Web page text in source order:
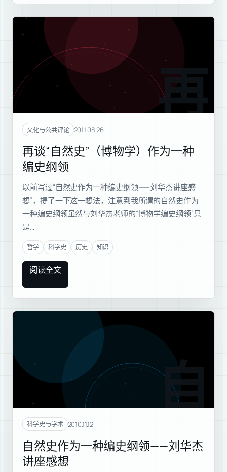
再谈
文化与公共评论 2011.08.26
再谈“自然史”（博物学）作为一种
编史纲领
以前写过“自然史作为一种编史纲领——刘华杰讲座感
想”，提了一下这一想法，注意到我所谓的自然史作为
一种编史纲领虽然与刘华杰老师的“博物学编史纲领”只
是…
哲学 科学史 历史 知识
阅读全文
自然
科学史与学术 2010.11.12
自然史作为一种编史纲领——刘华杰
讲座感想